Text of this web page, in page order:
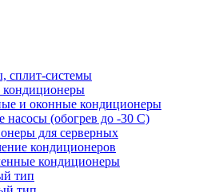
сплит-системы
и оконные кондиционеры
насосы (обогрев до -30 C)
для серверных
кондиционеров
кондиционеры
тип